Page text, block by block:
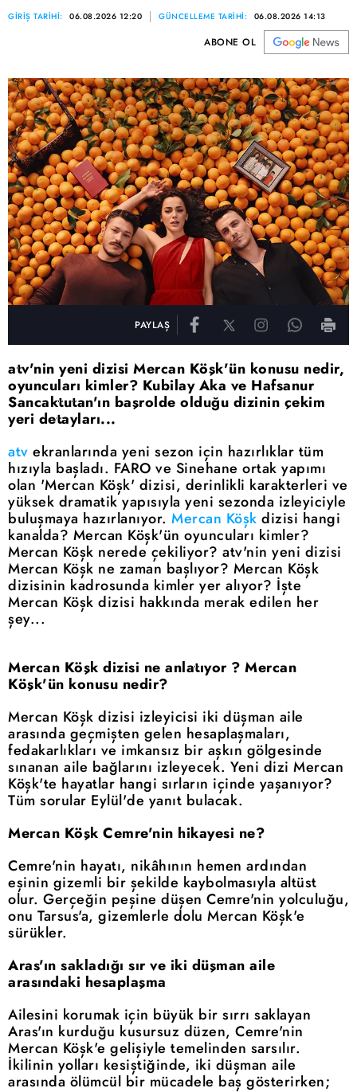
GİRİŞ TARİHİ: 06.08.2026 12:20 GÜNCELLEME TARİHİ: 06.08.2026 14:13
ABONE OL
PAYLAŞ
atv'nin yeni dizisi Mercan Köşk'ün konusu nedir,
oyuncuları kimler? Kubilay Aka ve Hafsanur
Sancaktutan'ın başrolde olduğu dizinin çekim
yeri detayları...
atv ekranlarında yeni sezon için hazırlıklar tüm
hızıyla başladı. FARO ve Sinehane ortak yapımı
olan 'Mercan Köşk' dizisi, derinlikli karakterleri ve
yüksek dramatik yapısıyla yeni sezonda izleyiciyle
buluşmaya hazırlanıyor. Mercan Köşk dizisi hangi
kanalda? Mercan Köşk'ün oyuncuları kimler?
Mercan Köşk nerede çekiliyor? atv'nin yeni dizisi
Mercan Köşk ne zaman başlıyor? Mercan Köşk
dizisinin kadrosunda kimler yer alıyor? İşte
Mercan Köşk dizisi hakkında merak edilen her
şey...
Mercan Köşk dizisi ne anlatıyor ? Mercan
Köşk'ün konusu nedir?
Mercan Köşk dizisi izleyicisi iki düşman aile
arasında geçmişten gelen hesaplaşmaları,
fedakarlıkları ve imkansız bir aşkın gölgesinde
sınanan aile bağlarını izleyecek. Yeni dizi Mercan
Köşk'te hayatlar hangi sırların içinde yaşanıyor?
Tüm sorular Eylül'de yanıt bulacak.
Mercan Köşk Cemre'nin hikayesi ne?
Cemre'nin hayatı, nikâhının hemen ardından
eşinin gizemli bir şekilde kaybolmasıyla altüst
olur. Gerçeğin peşine düşen Cemre'nin yolculuğu,
onu Tarsus'a, gizemlerle dolu Mercan Köşk'e
sürükler.
Aras'ın sakladığı sır ve iki düşman aile
arasındaki hesaplaşma
Ailesini korumak için büyük bir sırrı saklayan
Aras'ın kurduğu kusursuz düzen, Cemre'nin
Mercan Köşk'e gelişiyle temelinden sarsılır.
İkilinin yolları kesiştiğinde, iki düşman aile
arasında ölümcül bir mücadele baş gösterirken;